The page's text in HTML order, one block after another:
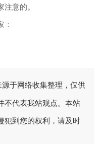
意的。
于网络收集整理，仅供
不代表我站观点。本站
犯到您的权利，请及时